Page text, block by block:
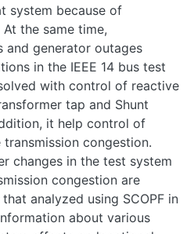
system because of
the same time,
and generator outages
in the IEEE 14 bus test
with control of reactive
tap and Shunt
it help control of
congestion.
changes in the test system
congestion are
analyzed using SCOPF in
about various